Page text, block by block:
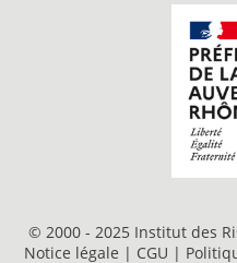
© 2000 - 2025 Institut des
Notice légale | CGU |